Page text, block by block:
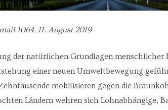
1064, 11. August 2019
der natürlichen Grundlagen menschlicher
einer neuen Umweltbewegung
mobilisieren gegen die
Ländern wehren sich Lohnabhängige,